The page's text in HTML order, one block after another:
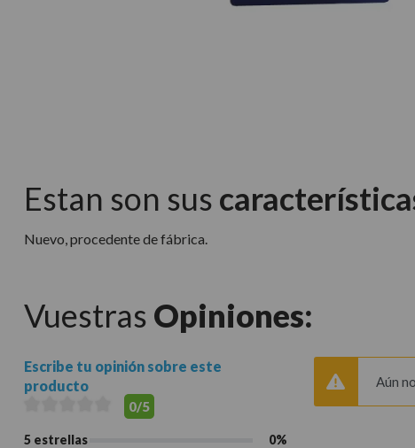
Estan son sus
Nuevo, procedente de fábrica.
Vuestras Opiniones:
Escribe tu opinión sobre este
producto
0/5
5 estrellas
0%
Aún